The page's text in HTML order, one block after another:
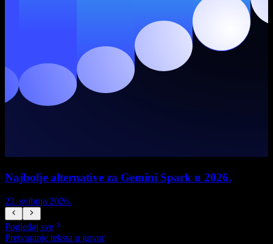
Najbolje alternative za Gemini Spark u 2026.
22. svibnja 2026.
Pogledaj sve
Pretvaranje teksta u govor